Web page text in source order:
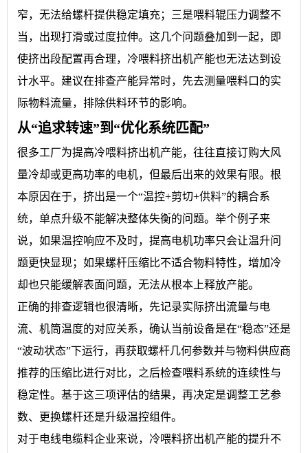
窄，无法给螺杆提供稳定填充；三是喂料辊压力调整不
当，出现打滑或过度拉伸。这几个问题叠加到一起，即
使挤出段配置再合理，冷喂料挤出机产能也无法达到设
计水平。建议在排查产能异常时，先去测量喂料口的实
际物料流量，排除供料环节的影响。
从“追求转速”到“优化系统匹配”
很多工厂为提高冷喂料挤出机产能，往往直接订购大风
量冷却或更高功率的电机，但最后出来的效果有限。根
本原因在于，挤出是一个“温控+剪切+供料”的耦合系
统，单点升级不能解决整体失衡的问题。举个例子来
说，如果温控响应不及时，提高电机功率只会让温升问
题更快显现；如果螺杆压缩比不适合物料特性，增加冷
却也只能缓解表面问题，无法从根本上释放产能。
正确的排查逻辑也很清晰，先记录实际挤出流量与电
流、机筒温度的对应关系，确认当前设备是在“稳态”还是
“波动状态”下运行，再获取螺杆几何参数并与物料供应商
推荐的压缩比进行对比，之后检查喂料系统的连续性与
稳定性。基于这三项评估的结果，再决定是调整工艺参
数、更换螺杆还是升级温控组件。
对于电线电缆料企业来说，冷喂料挤出机产能的提升不